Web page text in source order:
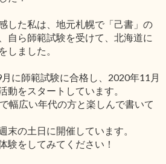
した私は、地元札幌で「己書」の
自ら師範試験を受けて、北海道に
しました。
に師範試験に合格し、2020年11月
動をスタートしています。
幅広い年代の方と楽しんで書いて
末の土日に開催しています。
験をしてみてください！